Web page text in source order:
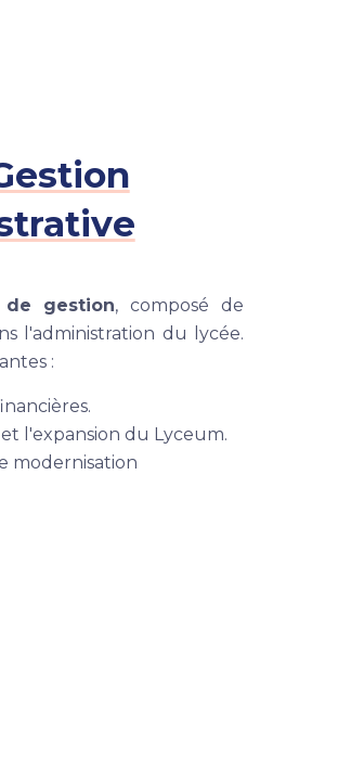
gestion, composé de
l'administration du lycée.
:
l'expansion du Lyceum.
modernisation